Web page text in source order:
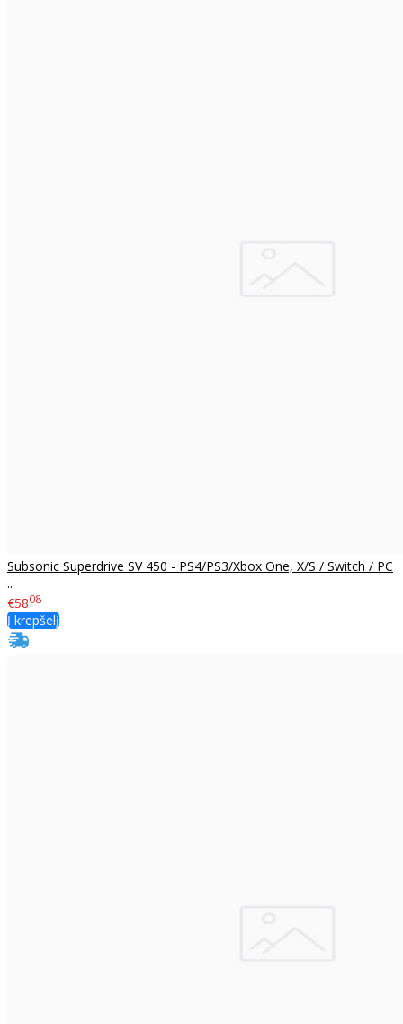
Subsonic Superdrive SV 450 - PS4/PS3/Xbox One, X/S / Switch / PC
..
€5808
Į krepšelį